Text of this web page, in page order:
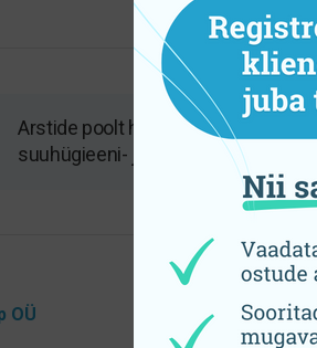
Arstide poolt heaks kiidetud
suuhügieeni- ja tervisetooted
OÜ